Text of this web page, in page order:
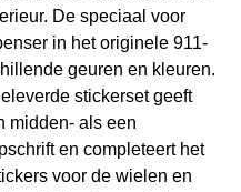
De speciaal voor
in het originele 911-
geuren en kleuren.
stickerset geeft
midden- als een
en completeert het
voor de wielen en